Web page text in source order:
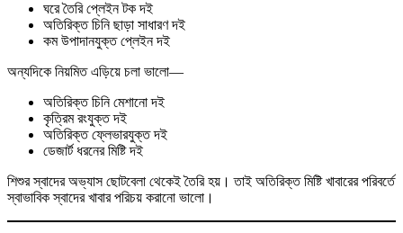
ঘরে তৈরি প্লেইন টক দই
অতিরিক্ত চিনি ছাড়া সাধারণ দই
কম উপাদানযুক্ত প্লেইন দই
অন্যদিকে নিয়মিত এড়িয়ে চলা ভালো—
অতিরিক্ত চিনি মেশানো দই
কৃত্রিম রংযুক্ত দই
অতিরিক্ত ফ্লেভারযুক্ত দই
ডেজার্ট ধরনের মিষ্টি দই
শিশুর স্বাদের অভ্যাস ছোটবেলা থেকেই তৈরি হয়। তাই অতিরিক্ত মিষ্টি খাবারের পরিবর্তে
স্বাভাবিক স্বাদের খাবার পরিচয় করানো ভালো।